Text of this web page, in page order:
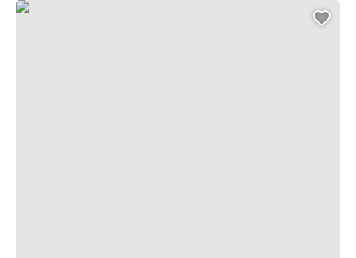
Culture et bibliothèque pour tous